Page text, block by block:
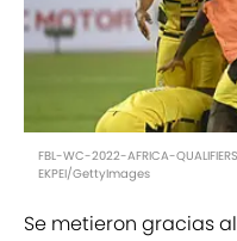
FBL-WC-2022-AFRICA-
EKPEI/GettyImages
Se metieron gracias